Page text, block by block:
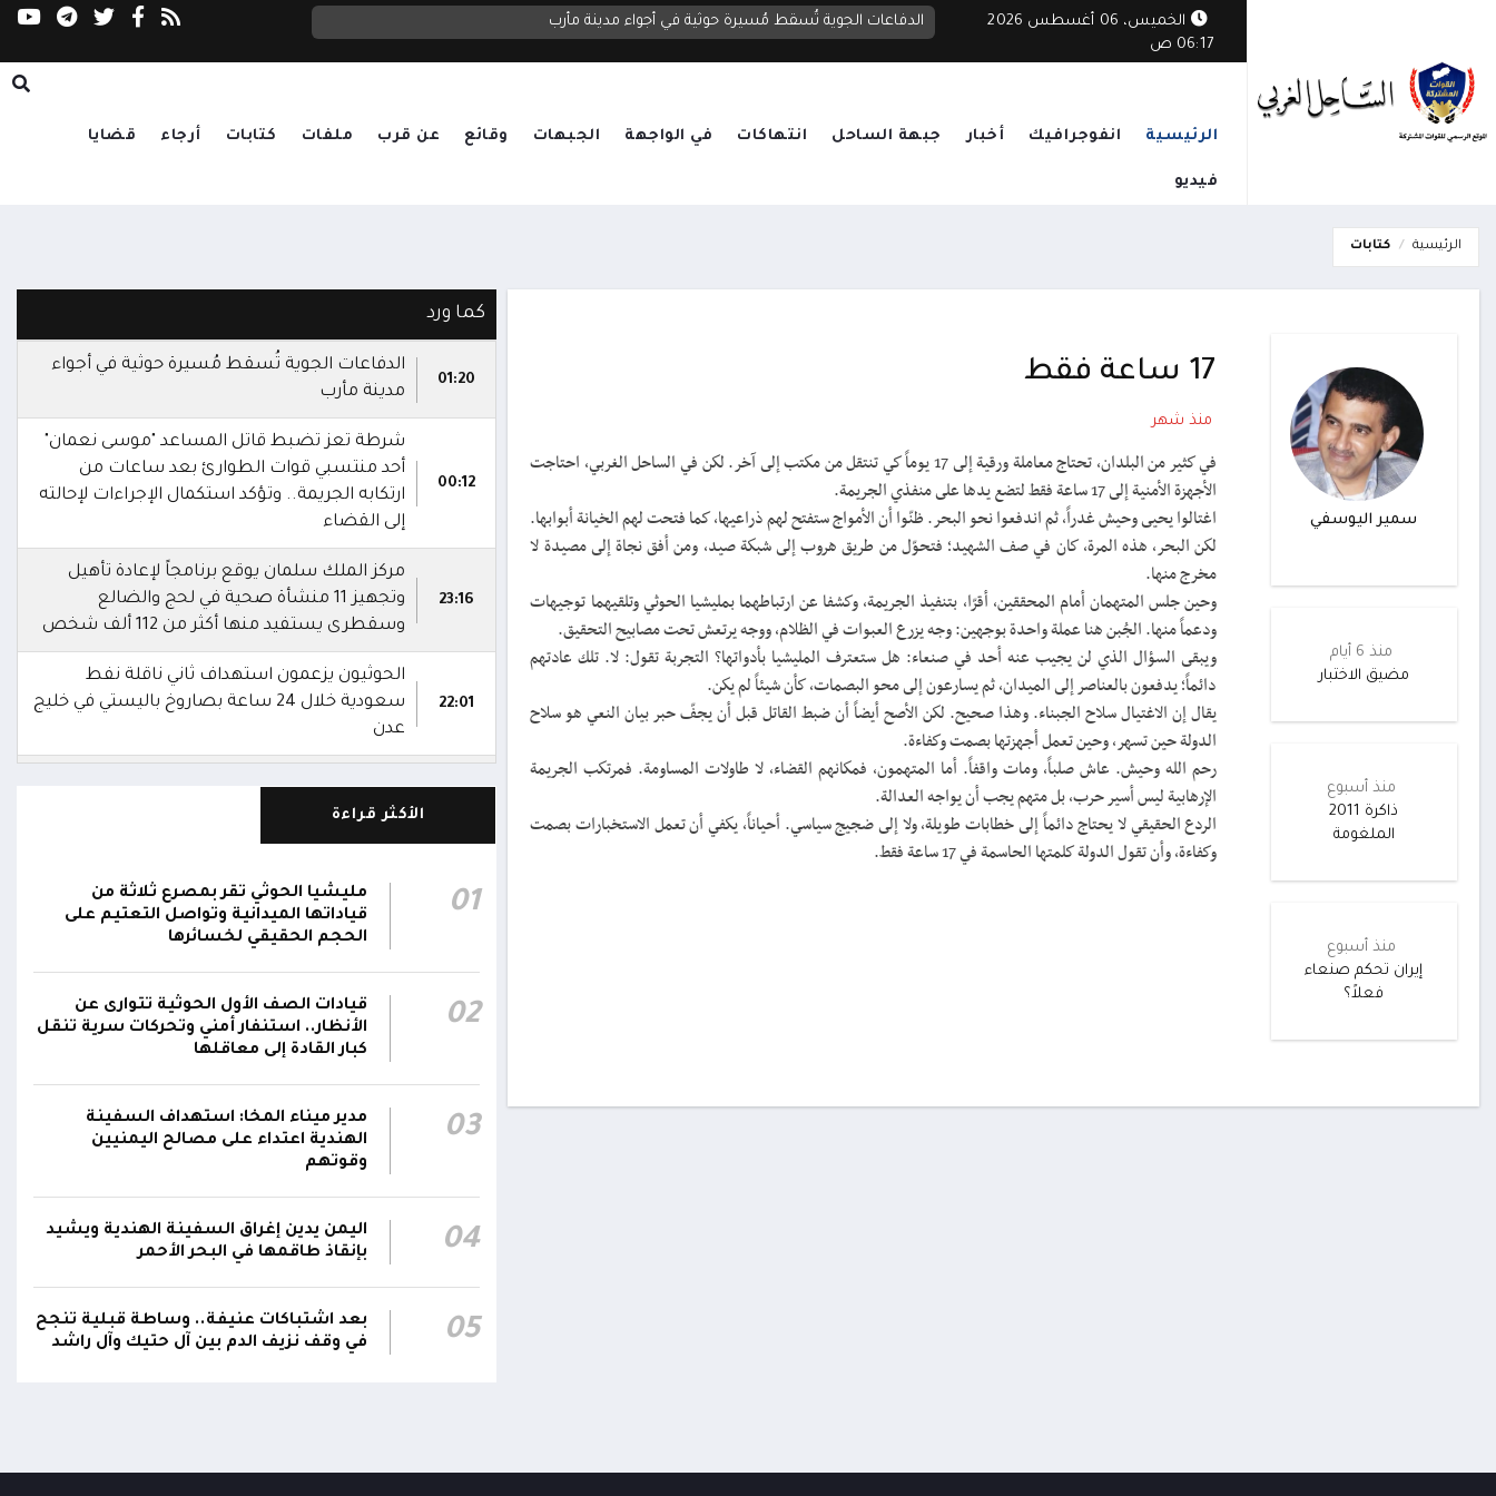
الخميس، 06 أغسطس 2026
06:17 ص
الوطني يدين هجمات الحوثيين: أمن البحر الأحمر يبدأ بإنهاء الانقلاب واستعادة الدولة الدفاعات الجوية تُسقط مُسيرة حوثية في أجواء مدينة مأرب رباعية إقليمية تؤكد دعم الحلول الدبلوماسية
الرئيسية انفوجرافيك أخبار جبهة الساحل انتهاكات في الواجهة الجبهات وقائع عن قرب ملفات كتابات أرجاء قضايا
فيديو
الرئيسية كتابات
سمير اليوسفي
منذ 6 أيام
مضيق الاختبار
منذ أسبوع
ذاكرة 2011
الملغومة
منذ أسبوع
إيران تحكم صنعاء
فعلاً؟
17 ساعة فقط
منذ شهر
في كثير من البلدان، تحتاج معاملة ورقية إلى 17 يوماً كي تنتقل من مكتب إلى آخر. لكن في الساحل الغربي، احتاجت
الأجهزة الأمنية إلى 17 ساعة فقط لتضع يدها على منفذي الجريمة.
اغتالوا يحيى وحيش غدراً، ثم اندفعوا نحو البحر. ظنّوا أن الأمواج ستفتح لهم ذراعيها، كما فتحت لهم الخيانة أبوابها.
لكن البحر، هذه المرة، كان في صف الشهيد؛ فتحوّل من طريق هروب إلى شبكة صيد، ومن أفق نجاة إلى مصيدة لا
مخرج منها.
وحين جلس المتهمان أمام المحققين، أقرّا، بتنفيذ الجريمة، وكشفا عن ارتباطهما بمليشيا الحوثي وتلقيهما توجيهات
ودعماً منها. الجُبن هنا عملة واحدة بوجهين: وجه يزرع العبوات في الظلام، ووجه يرتعش تحت مصابيح التحقيق.
ويبقى السؤال الذي لن يجيب عنه أحد في صنعاء: هل ستعترف المليشيا بأدواتها؟ التجربة تقول: لا. تلك عادتهم
دائماً؛ يدفعون بالعناصر إلى الميدان، ثم يسارعون إلى محو البصمات، كأن شيئاً لم يكن.
يقال إن الاغتيال سلاح الجبناء. وهذا صحيح. لكن الأصح أيضاً أن ضبط القاتل قبل أن يجفّ حبر بيان النعي هو سلاح
الدولة حين تسهر، وحين تعمل أجهزتها بصمت وكفاءة.
رحم الله وحيش. عاش صلباً، ومات واقفاً. أما المتهمون، فمكانهم القضاء، لا طاولات المساومة. فمرتكب الجريمة
الإرهابية ليس أسير حرب، بل متهم يجب أن يواجه العدالة.
الردع الحقيقي لا يحتاج دائماً إلى خطابات طويلة، ولا إلى ضجيج سياسي. أحياناً، يكفي أن تعمل الاستخبارات بصمت
وكفاءة، وأن تقول الدولة كلمتها الحاسمة في 17 ساعة فقط.
كما ورد
01:20
الدفاعات الجوية تُسقط مُسيرة حوثية في أجواء
مدينة مأرب
00:12
شرطة تعز تضبط قاتل المساعد "موسى نعمان"
أحد منتسبي قوات الطوارئ بعد ساعات من
ارتكابه الجريمة.. وتؤكد استكمال الإجراءات لإحالته
إلى القضاء
23:16
مركز الملك سلمان يوقع برنامجاً لإعادة تأهيل
وتجهيز 11 منشأة صحية في لحج والضالع
وسقطرى يستفيد منها أكثر من 112 ألف شخص
22:01
الحوثيون يزعمون استهداف ثاني ناقلة نفط
سعودية خلال 24 ساعة بصاروخ باليستي في خليج
عدن
الانتهاء وإمدادات الغاز ستعود تدريجياً لتغطية
رئيس مجلس القيادة يُصدر قراراً بتعيين يحيى
محمد كزمان وكيلاً لقطاع الأمن الداخلي، وأحمد
سعد السقطري وكيلاً لقطاع الأمن الخارجي؛ في
رئيس مجلس القيادة يعين اللواء الركن طيار
عبدالعزيز سعيد المحيا قائداً للقوات الجوية
والدفاع الجوي.. ويُعين العميد ناشر منصور باجري
قرارات رئاسية بتعيين أحمد سعيد بن بريك وراشد
ناصر الجند مستشارين لرئيس مجلس القيادة
الرئاسي وترقيتهما إلى رتبة فريق
الأكثر قراءة
01
مليشيا الحوثي تقر بمصرع ثلاثة من
قياداتها الميدانية وتواصل التعتيم على
الحجم الحقيقي لخسائرها
02
قيادات الصف الأول الحوثية تتوارى عن
الأنظار.. استنفار أمني وتحركات سرية تنقل
كبار القادة إلى معاقلها
03
مدير ميناء المخا: استهداف السفينة
الهندية اعتداء على مصالح اليمنيين
وقوتهم
04
اليمن يدين إغراق السفينة الهندية ويشيد
بإنقاذ طاقمها في البحر الأحمر
05
بعد اشتباكات عنيفة.. وساطة قبلية تنجح
في وقف نزيف الدم بين آل حتيك وآل راشد